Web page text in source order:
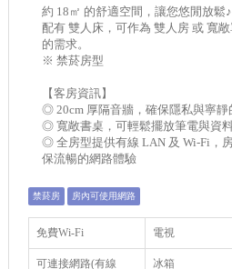
約 18㎡ 的舒適空間，讓您悠閒放鬆♪
配有 雙人床，可作為 雙人房 或 寬
的需求。
※ 禁菸房型
【客房資訊】
◎ 20cm 厚隔音牆，確保隱私與寧靜
◎ 寬敞書桌，可輕鬆擺放筆電與資
◎ 全房型提供有線 LAN 及 Wi-Fi，
保流暢的網路體驗
禁菸房 房內可使用網路
免費Wi-Fi 電視
可連接網路(有線 冰箱